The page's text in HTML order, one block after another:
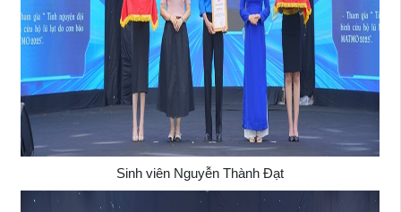
Sinh viên Nguyễn Thành Đạt